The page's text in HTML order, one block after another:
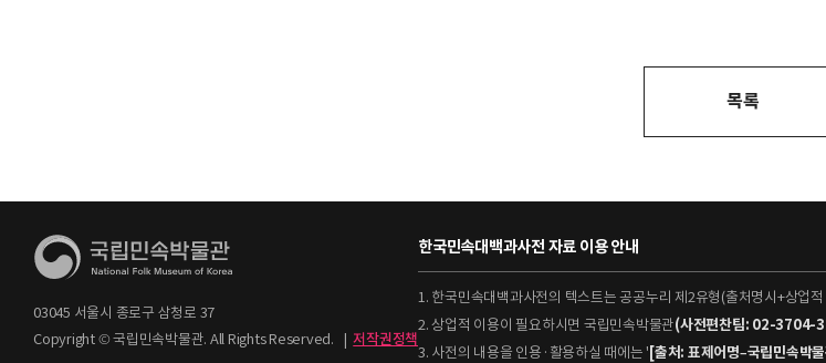
목록
03045 서울시 종로구 삼청로 37
Copyright © 국립민속박물관. All Rights Reserved.
| 저작권정책
한국민속대백과사전 자료 이용 안내
1. 한국민속대백과사전의 텍스트는 공공누리 제2유형(출처명시+상업
2. 상업적 이용이 필요하시면 국립민속박물관(사전편찬팀: 02-3704-
3. 사전의 내용을 인용·활용하실 때에는 ' [출처: 표제어명–국립민속박